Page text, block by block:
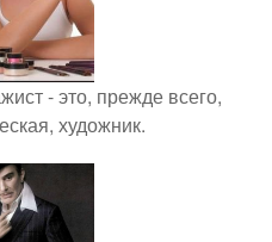
- это, прежде всего,
художник.